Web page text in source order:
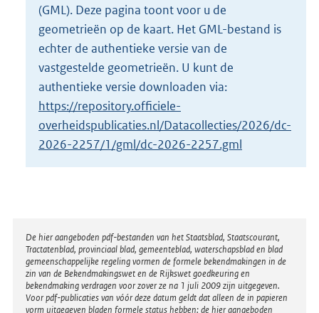
e
:
6
K
b
(GML). Deze pagina toont voor u de
geometrieën op de kaart. Het GML-bestand is
echter de authentieke versie van de
vastgestelde geometrieën. U kunt de
authentieke versie downloaden via:
https://repository.officiele-
overheidspublicaties.nl/Datacollecties/2026/dc-
2026-2257/1/gml/dc-2026-2257.gml
Disclaimer
De hier aangeboden pdf-bestanden van het Staatsblad, Staatscourant,
Tractatenblad, provinciaal blad, gemeenteblad, waterschapsblad en blad
gemeenschappelijke regeling vormen de formele bekendmakingen in de
zin van de Bekendmakingswet en de Rijkswet goedkeuring en
bekendmaking verdragen voor zover ze na 1 juli 2009 zijn uitgegeven.
Voor pdf-publicaties van vóór deze datum geldt dat alleen de in papieren
vorm uitgegeven bladen formele status hebben; de hier aangeboden